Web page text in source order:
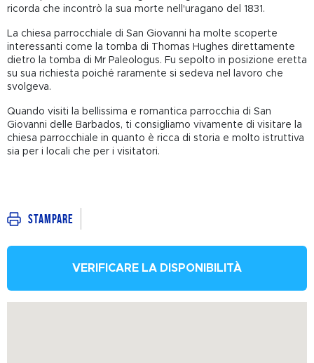
ricorda che incontrò la sua morte nell'uragano del 1831.
La chiesa parrocchiale di San Giovanni ha molte scoperte
interessanti come la tomba di Thomas Hughes direttamente
dietro la tomba di Mr Paleologus. Fu sepolto in posizione eretta
su sua richiesta poiché raramente si sedeva nel lavoro che
svolgeva.
Quando visiti la bellissima e romantica parrocchia di San
Giovanni delle Barbados, ti consigliamo vivamente di visitare la
chiesa parrocchiale in quanto è ricca di storia e molto istruttiva
sia per i locali che per i visitatori.
Stampare
VERIFICARE LA DISPONIBILITÀ